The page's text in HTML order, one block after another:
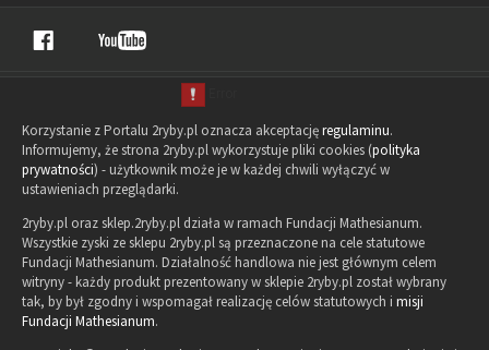
Korzystanie z Portalu 2ryby.pl oznacza akceptacjęregulaminu.
Informujemy, że strona 2ryby.pl wykorzystuje pliki cookies (polityka
prywatności) - użytkownik może je w każdej chwili wyłączyć w
ustawieniach przeglądarki.
2ryby.pl oraz sklep.2ryby.pl działa w ramach Fundacji Mathesianum.
Wszystkie zyski ze sklepu 2ryby.pl są przeznaczone na cele statutowe
Fundacji Mathesianum. Działalność handlowa nie jest głównym celem
witryny - każdy produkt prezentowany w sklepie 2ryby.pl został wybrany
tak, by był zgodny i wspomagał realizację celów statutowych i misji
Fundacji Mathesianum.